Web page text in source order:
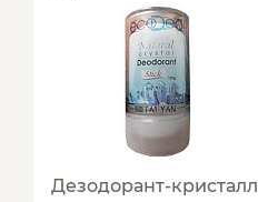
Дезодорант-кристалл